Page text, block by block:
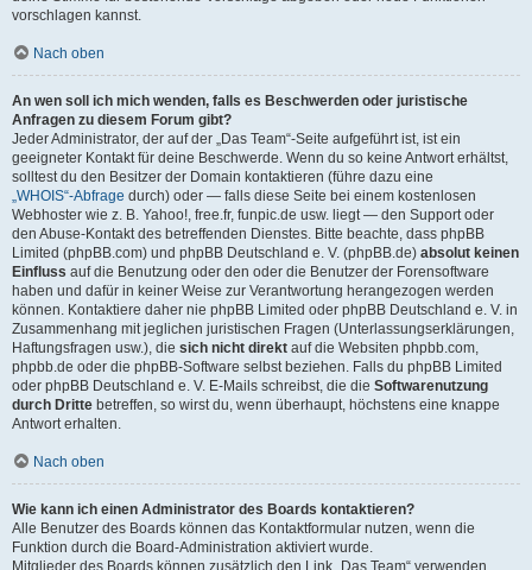
vorschlagen kannst.
Nach oben
An wen soll ich mich wenden, falls es Beschwerden oder juristische
Anfragen zu diesem Forum gibt?
Jeder Administrator, der auf der „Das Team“-Seite aufgeführt ist, ist ein
geeigneter Kontakt für deine Beschwerde. Wenn du so keine Antwort erhältst,
solltest du den Besitzer der Domain kontaktieren (führe dazu eine
„WHOIS“-Abfrage durch) oder — falls diese Seite bei einem kostenlosen
Webhoster wie z. B. Yahoo!, free.fr, funpic.de usw. liegt — den Support oder
den Abuse-Kontakt des betreffenden Dienstes. Bitte beachte, dass phpBB
Limited (phpBB.com) und phpBB Deutschland e. V. (phpBB.de) absolut keinen
Einfluss auf die Benutzung oder den oder die Benutzer der Forensoftware
haben und dafür in keiner Weise zur Verantwortung herangezogen werden
können. Kontaktiere daher nie phpBB Limited oder phpBB Deutschland e. V. in
Zusammenhang mit jeglichen juristischen Fragen (Unterlassungserklärungen,
Haftungsfragen usw.), die sich nicht direkt auf die Websiten phpbb.com,
phpbb.de oder die phpBB-Software selbst beziehen. Falls du phpBB Limited
oder phpBB Deutschland e. V. E-Mails schreibst, die die Softwarenutzung
durch Dritte betreffen, so wirst du, wenn überhaupt, höchstens eine knappe
Antwort erhalten.
Nach oben
Wie kann ich einen Administrator des Boards kontaktieren?
Alle Benutzer des Boards können das Kontaktformular nutzen, wenn die
Funktion durch die Board-Administration aktiviert wurde.
Mitglieder des Boards können zusätzlich den Link „Das Team“ verwenden.